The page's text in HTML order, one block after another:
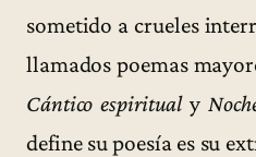
sometido a crueles
llamados poemas
Cántico espiritualy
define su poesía es su